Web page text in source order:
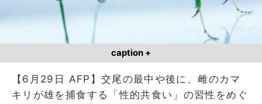
caption +
【6月29日 AFP】交尾の最中や後に、雌のカマ
キリが雄を捕食する「性的共食い」の習性をめぐ